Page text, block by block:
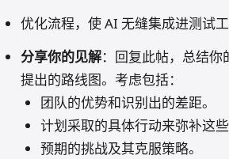
优化流程，使 AI 无缝集成进测试工
分享你的见解：回复此帖，总结你
提出的路线图。考虑包括：
团队的优势和识别出的差距。
计划采取的具体行动来弥补这些
预期的挑战及其克服策略。